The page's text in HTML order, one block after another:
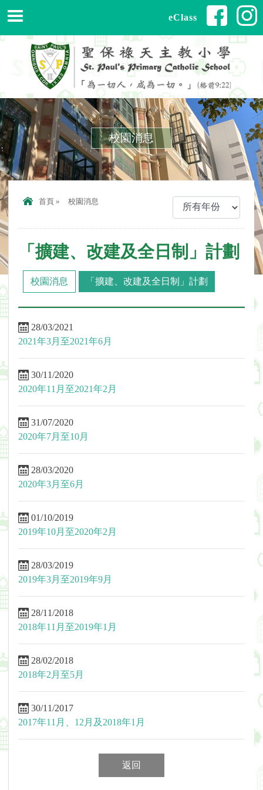
eClass
校園消息
首頁 » 校園消息
「擴建、改建及全日制」計劃
校園消息 「擴建、改建及全日制」計劃
28/03/2021
2021年3月至2021年6月
30/11/2020
2020年11月至2021年2月
31/07/2020
2020年7月至10月
28/03/2020
2020年3月至6月
01/10/2019
2019年10月至2020年2月
28/03/2019
2019年3月至2019年9月
28/11/2018
2018年11月至2019年1月
28/02/2018
2018年2月至5月
30/11/2017
2017年11月、12月及2018年1月
返回